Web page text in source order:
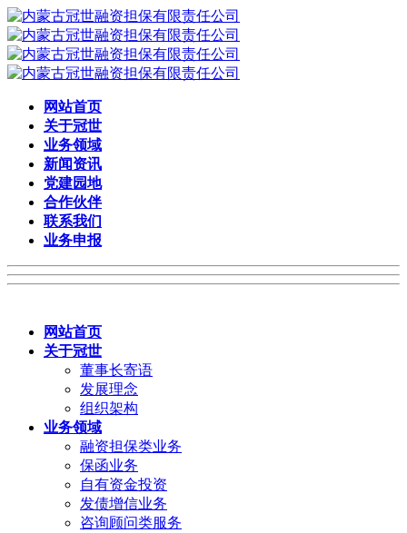
网站首页
关于冠世
业务领域
新闻资讯
党建园地
合作伙伴
联系我们
业务申报
网站首页
关于冠世
董事长寄语
发展理念
组织架构
业务领域
融资担保类业务
保函业务
自有资金投资
发债增信业务
咨询顾问类服务